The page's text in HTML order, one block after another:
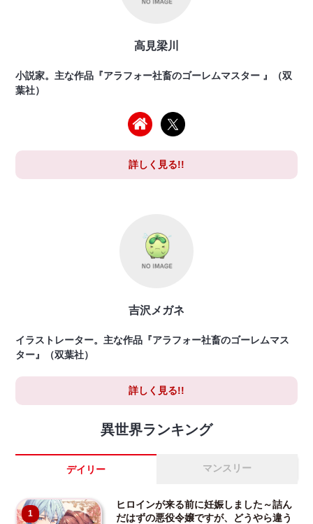
高見梁川
小説家。主な作品『アラフォー社畜のゴーレムマスター 』（双
葉社）
詳しく見る!!
吉沢メガネ
イラストレーター。主な作品『アラフォー社畜のゴーレムマス
ター』（双葉社）
詳しく見る!!
異世界ランキング
デイリー マンスリー
1
ヒロインが来る前に妊娠しました～詰ん
だはずの悪役令嬢ですが、どうやら違う